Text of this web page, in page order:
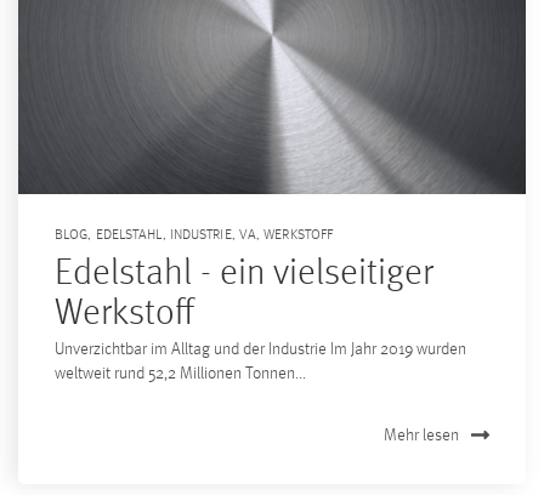
BLOG, EDELSTAHL, INDUSTRIE, VA,WERKSTOFF
Edelstahl - ein vielseitiger
Werkstoff
Unverzichtbar im Alltag und der Industrie Im Jahr 2019 wurden
weltweit rund 52,2 Millionen Tonnen...
Mehr lesen